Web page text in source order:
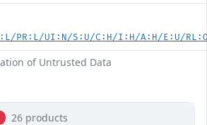
PR:L/UI:N/S:U/C:H/I:H/A:H/E:U/
of Untrusted Data
26 products